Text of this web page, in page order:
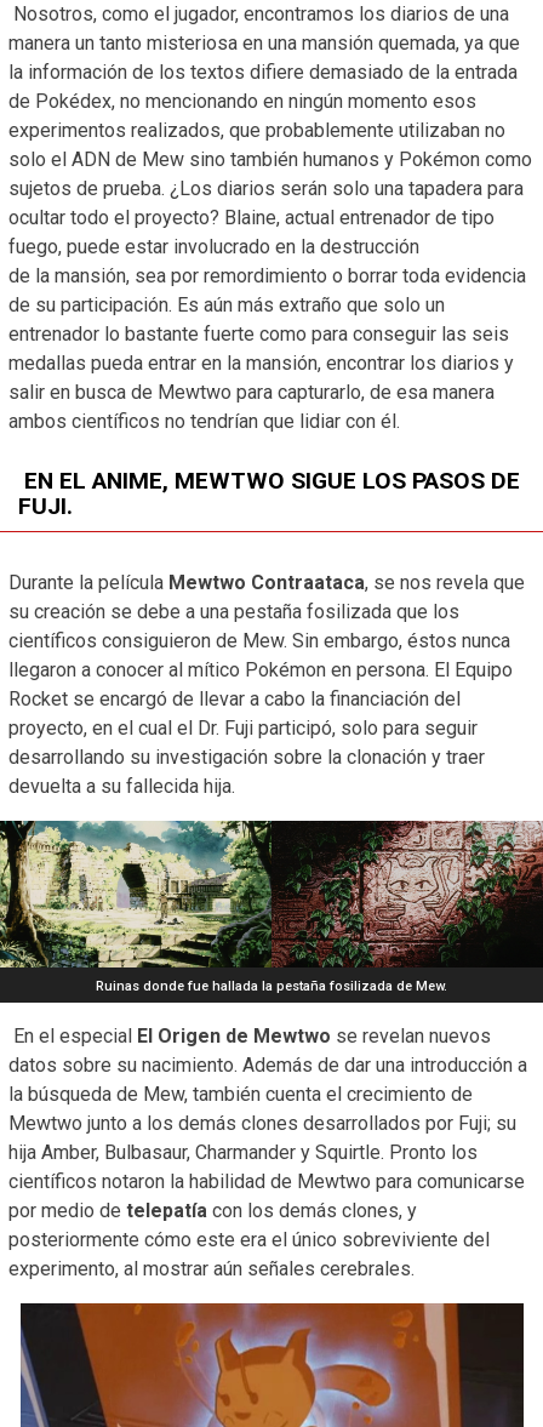
Nosotros, como el jugador, encontramos los diarios de una
manera un tanto misteriosa en una mansión quemada, ya que
la información de los textos difiere demasiado de la entrada
de Pokédex, no mencionando en ningún momento esos
experimentos realizados, que probablemente utilizaban no
solo el ADN de Mew sino también humanos y Pokémon como
sujetos de prueba. ¿Los diarios serán solo una tapadera para
ocultar todo el proyecto? Blaine, actual entrenador de tipo
fuego, puede estar involucrado en la destrucción
de la mansión, sea por remordimiento o borrar toda evidencia
de su participación. Es aún más extraño que solo un
entrenador lo bastante fuerte como para conseguir las seis
medallas pueda entrar en la mansión, encontrar los diarios y
salir en busca de Mewtwo para capturarlo, de esa manera
ambos científicos no tendrían que lidiar con él.
EN EL ANIME, MEWTWO SIGUE LOS PASOS DE
FUJI.
Durante la película Mewtwo Contraataca, se nos revela que
su creación se debe a una pestaña fosilizada que los
científicos consiguieron de Mew. Sin embargo, éstos nunca
llegaron a conocer al mítico Pokémon en persona. El Equipo
Rocket se encargó de llevar a cabo la financiación del
proyecto, en el cual el Dr. Fuji participó, solo para seguir
desarrollando su investigación sobre la clonación y traer
devuelta a su fallecida hija.
Ruinas donde fue hallada la pestaña fosilizada de Mew.
En el especial El Origen de Mewtwo se revelan nuevos
datos sobre su nacimiento. Además de dar una introducción a
la búsqueda de Mew, también cuenta el crecimiento de
Mewtwo junto a los demás clones desarrollados por Fuji; su
hija Amber, Bulbasaur, Charmander y Squirtle. Pronto los
científicos notaron la habilidad de Mewtwo para comunicarse
por medio de telepatía con los demás clones, y
posteriormente cómo este era el único sobreviviente del
experimento, al mostrar aún señales cerebrales.